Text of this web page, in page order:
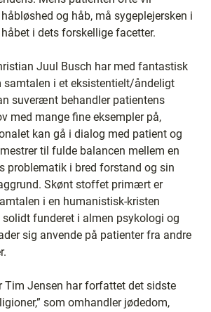
og håb, må sygeplejersken i
i dets forskellige facetter.
Juul Busch har med fantastisk
samtalen i et eksistentielt/åndeligt
suverænt behandler patientens
med mange fine eksempler på,
kan gå i dialog med patient og
til fulde balancen mellem en
problematik i bred forstand og sin
Skønt stoffet primært er
i en humanistisk-kristen
solidt funderet i almen psykologi og
sig anvende på patienter fra andre
Tim Jensen har forfattet det sidste
som omhandler jødedom,